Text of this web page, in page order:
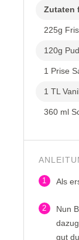
Zutaten
225g
120g
1 Prise
1 TL
360 ml
1 Als
2
Nun
gut